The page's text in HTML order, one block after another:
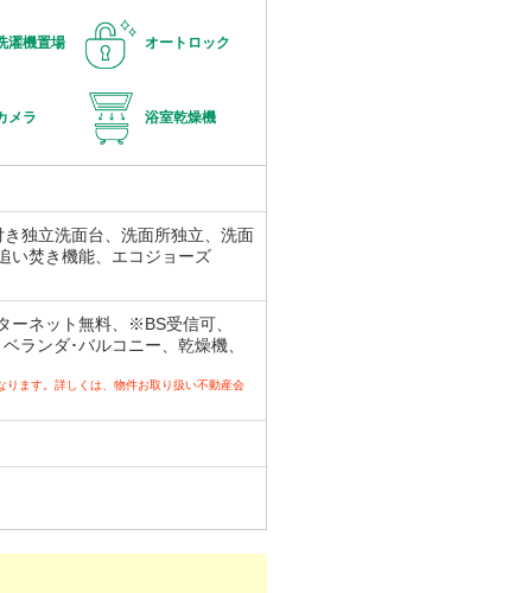
濯機置場 オートロック
メラ 浴室乾燥機
独立洗面台、洗面所独立、洗面
い焚き機能、エコジョーズ
ーネット無料、※BS受信可、
ランダ･バルコニー、乾燥機、
ます。詳しくは、物件お取り扱い不動産会